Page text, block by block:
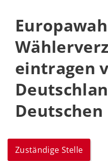
eintragen
Deutschen
Zuständige Stelle